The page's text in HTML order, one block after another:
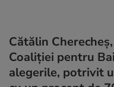
Cătălin
Coaliţiei pentru
alegerile, potrivit